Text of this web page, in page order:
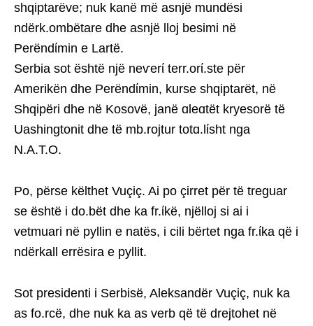
shqiptarëve; nuk kanë më asnjë mundësi
ndërk.ombëtare dhe asnjë lloj besimi në
Perëndίmin e Lartë.
Serbia sot është një neѵerί terr.orί.ste për
Amerikën dhe Perëndίmin, kurse shqiptarët, në
Shqipëri dhe në Kosovë, janë ɑleɑtët kryesorë të
Uashingtonit dhe të mb.rojtur totɑ.lίsht nga
N.A.T.O.
Po, përse këlthet Vuçiç. Ai po çirret për të treguar
se është i do.bët dhe ka fr.ίkë, njëlloj si ai i
vetmuari në pyllin e natës, i cili bërtet nga fr.ίka që i
ndërkall errësira e pyllit.
Sot presidenti i Serbisë, Aleksandër Vuçiç, nuk ka
as fo.rcë, dhe nuk ka as verb që të drejtohet në